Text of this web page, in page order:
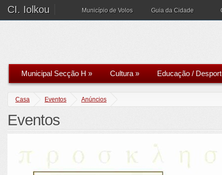
CI. Iolkou Município de Volos Guia da Cidade
Municipal Secção H » Cultura» Educação /
Casa Eventos Anúncios
Eventos